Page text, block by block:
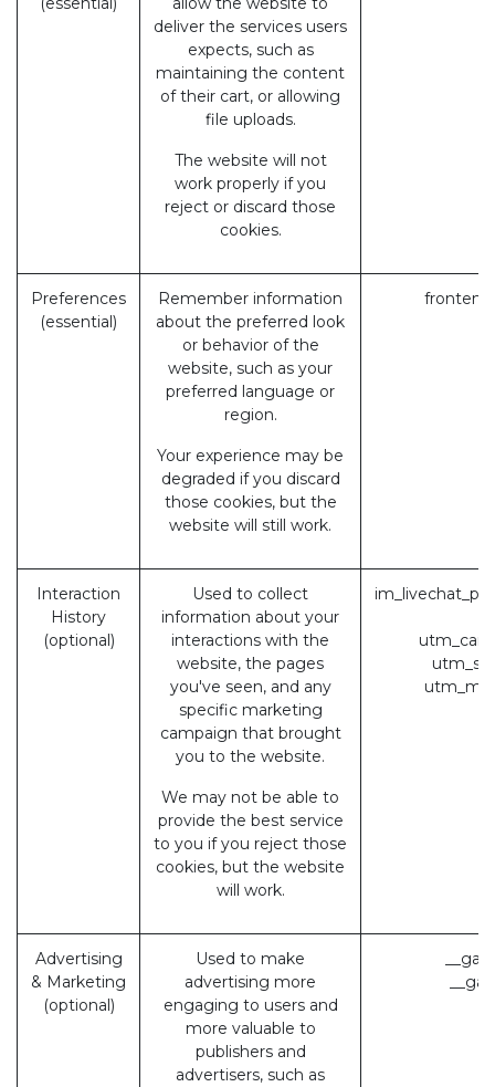
deliver the services users
expects, such as
maintaining the content
of their cart, or allowing
file uploads.
The website will not
work properly if you
reject or discard those
cookies.
Preferences
(essential)
Remember information
about the preferred look
or behavior of the
website, such as your
preferred language or
region.
Your experience may be
degraded if you discard
those cookies, but the
website will still work.
Interaction
History
(optional)
Used to collect
information about your
interactions with the
website, the pages
you've seen, and any
specific marketing
campaign that brought
you to the website.
We may not be able to
provide the best service
to you if you reject those
cookies, but the website
will work.
Advertising
& Marketing
(optional)
Used to make
advertising more
engaging to users and
more valuable to
publishers and
advertisers, such as